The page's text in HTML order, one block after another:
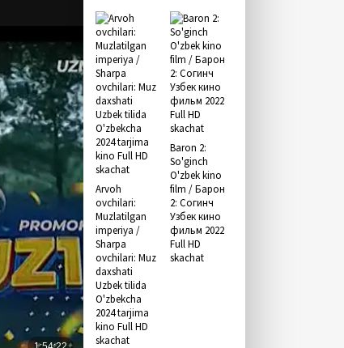
Arvoh
ovchilari:
Muzlatilgan
imperiya /
Sharpa
ovchilari: Muz
daxshati
Uzbek tilida
O'zbekcha
2024 tarjima
kino Full HD
skachat
Baron 2:
So'ginch
O'zbek kino
film / Барон
2: Согинч
Узбек кино
фильм 2022
Full HD
skachat